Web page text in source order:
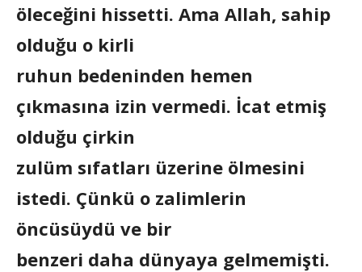
öleceğini hissetti. Ama Allah, sahip
olduğu o kirli
ruhun bedeninden hemen
çıkmasına izin vermedi. İcat etmiş
olduğu çirkin
zulüm sıfatları üzerine ölmesini
istedi. Çünkü o zalimlerin
öncüsüydü ve bir
benzeri daha dünyaya gelmemişti.